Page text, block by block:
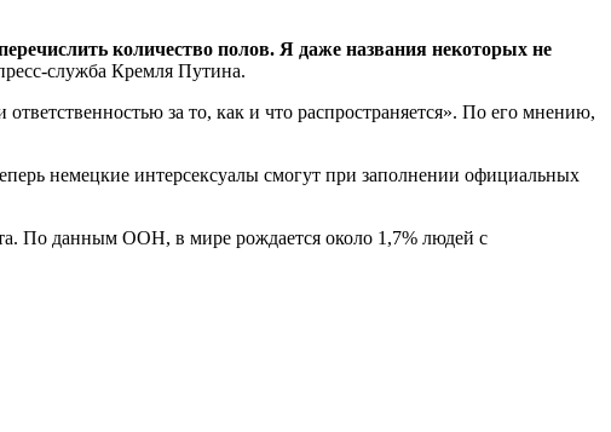
количество полов. Я даже названия некоторых не
служба Кремля Путина.
за то, как и что распространяется». По его мнению,
немецкие интерсексуалы смогут при заполнении официальных
По данным ООН, в мире рождается около 1,7% людей с